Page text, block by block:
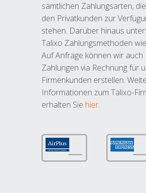
sämtlichen Zahlungsarten,
den Privatkunden zur
stehen. Darüber hinaus
Talixo Zahlungsmethoden
Auf Anfrage können wir auch
Zahlungen via Rechnung für
Firmenkunden erstellen.
Informationen zum Talixo-
erhalten Sie hier.